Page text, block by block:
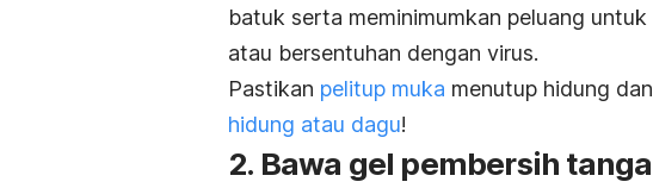
batuk serta meminimumkan peluang
atau bersentuhan dengan virus.
Pastikan pelitup muka menutup hidung
hidung atau dagu!
2. Bawa gel pembersih